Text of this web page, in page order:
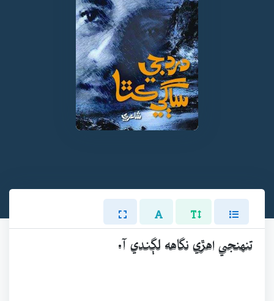
تنهنجي اهڙي نگاهه لڳندي آ.